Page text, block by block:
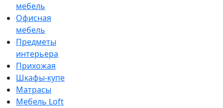
мебель
Офисная
мебель
Предметы
интерьера
Прихожая
Шкафы-купе
Матрасы
Мебель Loft